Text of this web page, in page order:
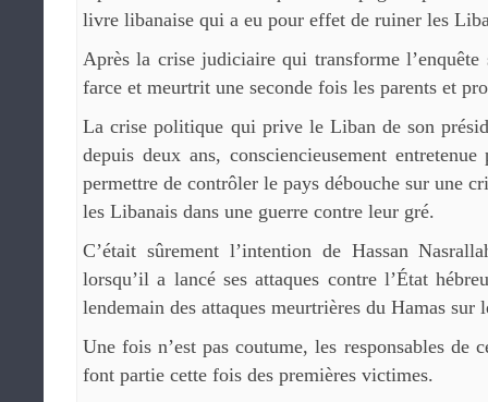
livre libanaise qui a eu pour effet de ruiner les
Après la crise judiciaire qui transforme
farce et meurtrit une seconde fois les parents et
La crise politique qui prive le Liban de son
depuis deux ans, consciencieusement
permettre de contrôler le pays débouche sur une
les Libanais dans une guerre contre leur gré.
C’était sûrement l’intention de Hassan
lorsqu’il a lancé ses attaques contre l’État
lendemain des attaques meurtrières du Hamas
Une fois n’est pas coutume, les responsables de
font partie cette fois des premières victimes.